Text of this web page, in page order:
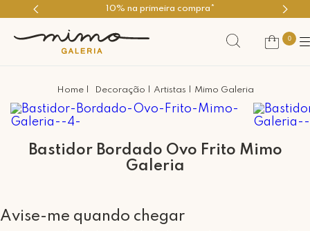
10% na primeira compra*
0
Decoração Artistas Mimo Galeria
Bastidor Bordado Ovo Frito Mimo
Galeria